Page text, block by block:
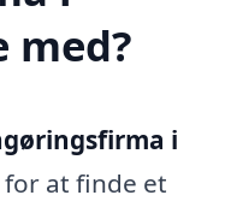
med?
i
at finde et